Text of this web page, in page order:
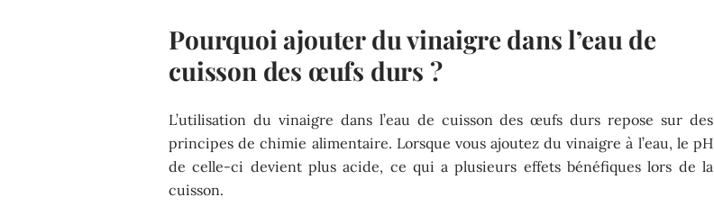
Pourquoi ajouter du vinaigre dans l’eau de
cuisson des œufs durs ?
L’utilisation du vinaigre dans l’eau de cuisson des œufs durs repose sur des
principes de chimie alimentaire. Lorsque vous ajoutez du vinaigre à l’eau, le pH
de celle-ci devient plus acide, ce qui a plusieurs effets bénéfiques lors de la
cuisson.